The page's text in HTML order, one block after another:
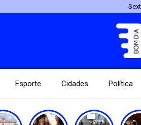
Esporte Cidades Política